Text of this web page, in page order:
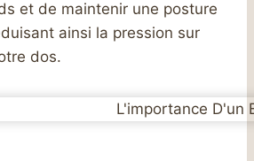
et de maintenir une posture
ainsi la pression sur
dos.